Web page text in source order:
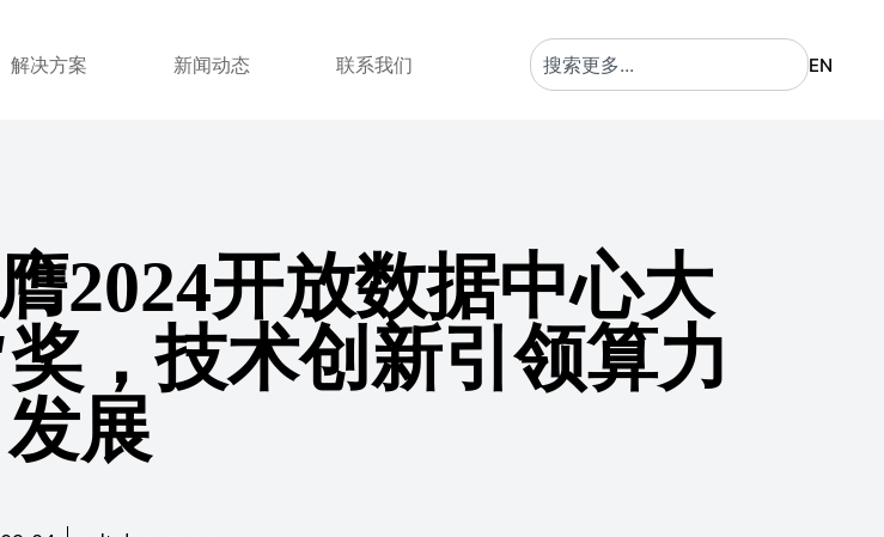
解决方案 新闻动态 联系我们 EN
2024开放数据中心大
，技术创新引领算力
发展